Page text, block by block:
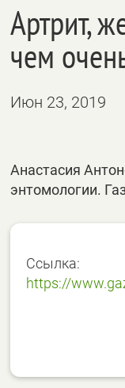
Артрит,
чем
Июн 23, 2019
Анастасия
энтомологии.
Ссылка:
https://